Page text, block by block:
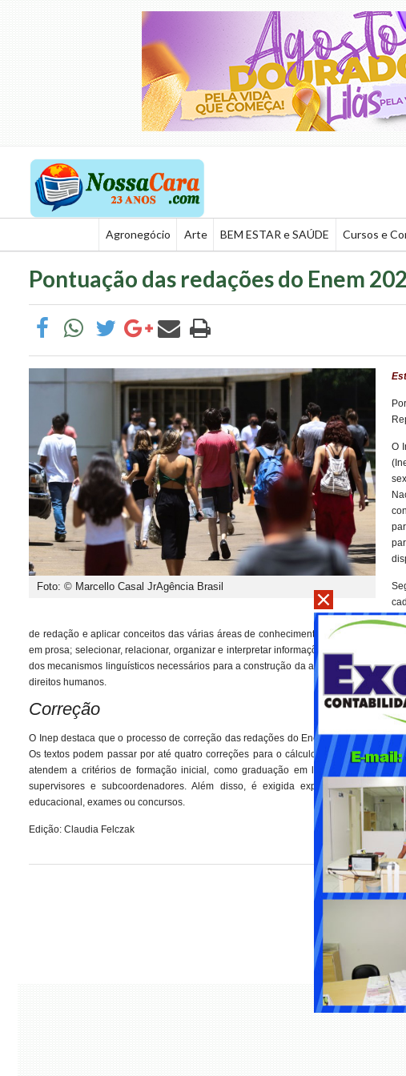
Agronegócio Arte BEM ESTAR e SAÚDE Cursos e
Pontuação das redações do Enem
Foto: © Marcello Casal JrAgência Brasil
O
de redação e aplicar conceitos das várias áreas de conhecimento para
em prosa; selecionar, relacionar, organizar e interpretar informações, fatos,
dos mecanismos linguísticos necessários para a construção da argumentação; e
direitos humanos.
Correção
O Inep destaca que o processo de correção das redações do Enem é
Os textos podem passar por até quatro correções para o cálculo da média final.
atendem a critérios de formação inicial, como graduação em letras e
supervisores e subcoordenadores. Além disso, é exigida experiência
educacional, exames ou concursos.
Edição: Claudia Felczak